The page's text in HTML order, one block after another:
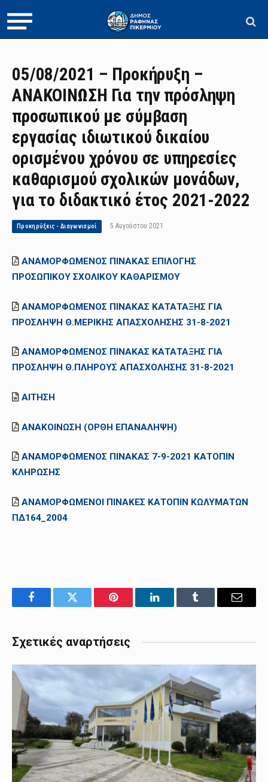
05/08/2021 – Προκήρυξη –
ΑΝΑΚΟΙΝΩΣΗ Για την πρόσληψη
προσωπικού με σύμβαση
εργασίας ιδιωτικού δικαίου
ορισμένου χρόνου σε υπηρεσίες
καθαρισμού σχολικών μονάδων,
για το διδακτικό έτος 2021-2022
Προκηρύξεις - Διαγωνισμοί 5 Αυγούστου 2021
ΑΝΑΜΟΡΦΩΜΕΝΟΣ ΠΙΝΑΚΑΣ ΕΠΙΛΟΓΗΣ
ΠΡΟΣΩΠΙΚΟΥ ΣΧΟΛΙΚΟΥ ΚΑΘΑΡΙΣΜΟΥ
ΑΝΑΜΟΡΦΩΜΕΝΟΣ ΠΙΝΑΚΑΣ ΚΑΤΑΤΑΞΗΣ ΓΙΑ
ΠΡΟΣΛΗΨΗ Θ.ΜΕΡΙΚΗΣ ΑΠΑΣΧΟΛΗΣΗΣ 31-8-2021
ΑΝΑΜΟΡΦΩΜΕΝΟΣ ΠΙΝΑΚΑΣ ΚΑΤΑΤΑΞΗΣ ΓΙΑ
ΠΡΟΣΛΗΨΗ Θ.ΠΛΗΡΟΥΣ ΑΠΑΣΧΟΛΗΣΗΣ 31-8-2021
ΑΙΤΗΣΗ
ΑΝΑΚΟΙΝΩΣΗ (ΟΡΘΗ ΕΠΑΝΑΛΗΨΗ)
ΑΝΑΜΟΡΦΩΜΕΝΟΣ ΠΙΝΑΚΑΣ 7-9-2021 ΚΑΤΟΠΙΝ
ΚΛΗΡΩΣΗΣ
ΑΝΑΜΟΡΦΩΜΕΝΟΙ ΠΙΝΑΚΕΣ ΚΑΤΟΠΙΝ ΚΩΛΥΜΑΤΩΝ
ΠΔ164_2004
FacebookTwitter Pinterest LinkedInTumblr Email
Σχετικές αναρτήσεις